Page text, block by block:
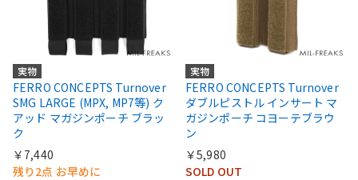
実物
FERRO CONCEPTS Turnover
SMG LARGE (MPX, MP7等) ク
アッド マガジンポーチ ブラッ
ク
￥7,440
残り2点 お早めに
実物
FERRO CONCEPTS Turnover
ダブルピストル インサート マ
ガジンポーチ コヨーテブラウ
ン
￥5,980
SOLD OUT